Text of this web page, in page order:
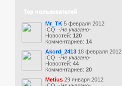
Top пользователей
Mr_TK 5 февраля 2012
ICQ: -Не указано-
Новостей: 120
Комментариев: 14
Akord_2413 18 февраля 2012
ICQ: -Не указано-
Новостей: 44
Комментариев: 20
Metius 29 января 2012